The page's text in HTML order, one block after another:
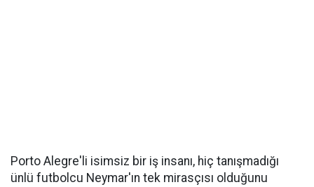
Porto Alegre'li isimsiz bir iş insanı, hiç tanışmadığı
ünlü futbolcu Neymar'ın tek mirasçısı olduğunu